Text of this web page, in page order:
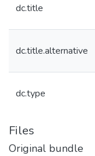
dc.title
dc.title.alternative
dc.type
Files
Original bundle